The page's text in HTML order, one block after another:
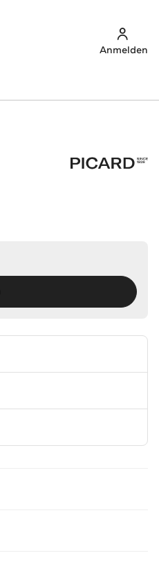
Anmelden